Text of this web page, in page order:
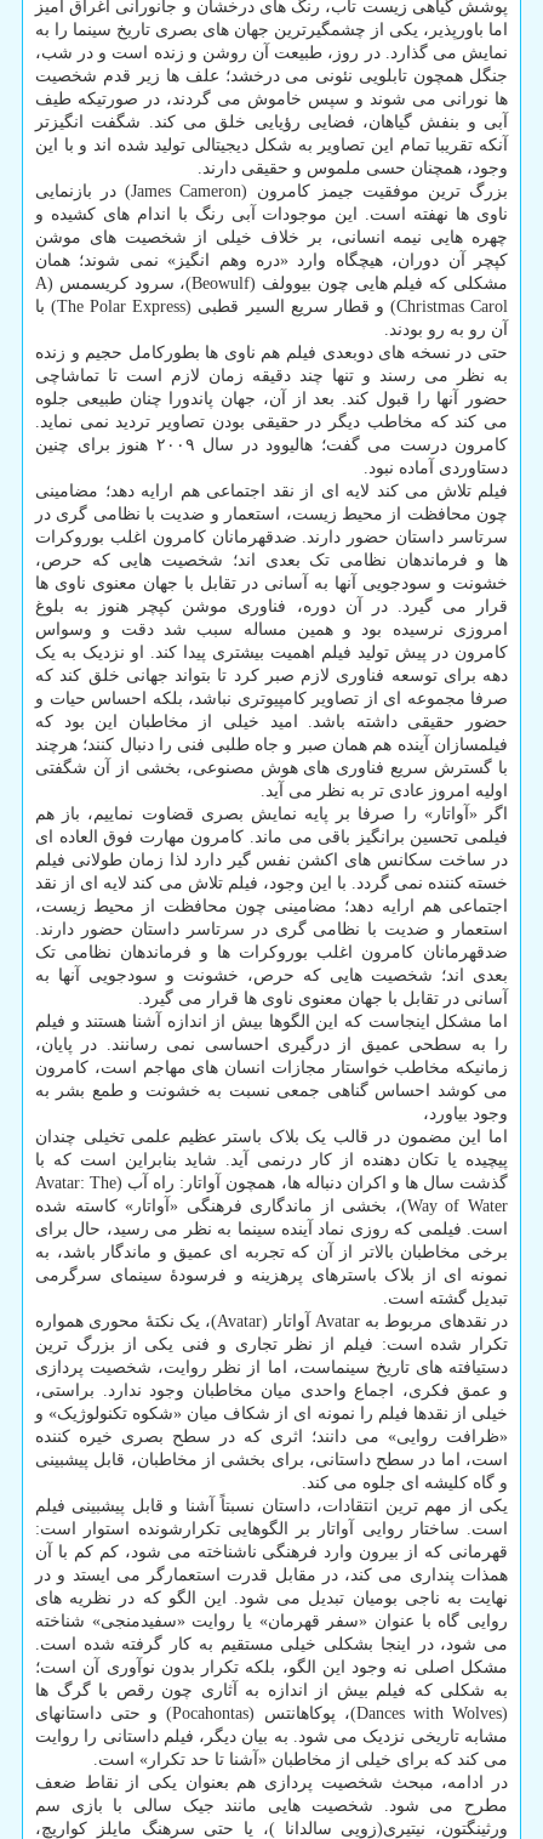
پوشش گیاهی زیست تاب، رنگ های درخشان و جانورانی اغراق آمیز
اما باورپذیر، یکی از چشمگیرترین جهان های بصری تاریخ سینما را به
نمایش می گذارد. در روز، طبیعت آن روشن و زنده است و در شب،
جنگل همچون تابلویی نئونی می درخشد؛ علف ها زیر قدم شخصیت
ها نورانی می شوند و سپس خاموش می گردند، در صورتیکه طیف
آبی و بنفش گیاهان، فضایی رؤیایی خلق می کند. شگفت انگیزتر
آنکه تقریبا تمام این تصاویر به شکل دیجیتالی تولید شده اند و با این
وجود، همچنان حسی ملموس و حقیقی دارند.
بزرگ ترین موفقیت جیمز کامرون (James Cameron) در بازنمایی
ناوی ها نهفته است. این موجودات آبی رنگ با اندام های کشیده و
چهره هایی نیمه انسانی، بر خلاف خیلی از شخصیت های موشن
کپچر آن دوران، هیچگاه وارد «دره وهم انگیز» نمی شوند؛ همان
مشکلی که فیلم هایی چون بیوولف (Beowulf)، سرود کریسمس (A
Christmas Carol) و قطار سریع السیر قطبی (The Polar Express) با
آن رو به رو بودند.
حتی در نسخه های دوبعدی فیلم هم ناوی ها بطورکامل حجیم و زنده
به نظر می رسند و تنها چند دقیقه زمان لازم است تا تماشاچی
حضور آنها را قبول کند. بعد از آن، جهان پاندورا چنان طبیعی جلوه
می کند که مخاطب دیگر در حقیقی بودن تصاویر تردید نمی نماید.
کامرون درست می گفت؛ هالیوود در سال ۲۰۰۹ هنوز برای چنین
دستاوردی آماده نبود.
فیلم تلاش می کند لایه ای از نقد اجتماعی هم ارایه دهد؛ مضامینی
چون محافظت از محیط زیست، استعمار و ضدیت با نظامی گری در
سرتاسر داستان حضور دارند. ضدقهرمانان کامرون اغلب بوروکرات
ها و فرماندهان نظامی تک بعدی اند؛ شخصیت هایی که حرص،
خشونت و سودجویی آنها به آسانی در تقابل با جهان معنوی ناوی ها
قرار می گیرد. در آن دوره، فناوری موشن کپچر هنوز به بلوغ
امروزی نرسیده بود و همین مساله سبب شد دقت و وسواس
کامرون در پیش تولید فیلم اهمیت بیشتری پیدا کند. او نزدیک به یک
دهه برای توسعه فناوری لازم صبر کرد تا بتواند جهانی خلق کند که
صرفا مجموعه ای از تصاویر کامپیوتری نباشد، بلکه احساس حیات و
حضور حقیقی داشته باشد. امید خیلی از مخاطبان این بود که
فیلمسازان آینده هم همان صبر و جاه طلبی فنی را دنبال کنند؛ هرچند
با گسترش سریع فناوری های هوش مصنوعی، بخشی از آن شگفتی
اولیه امروز عادی تر به نظر می آید.
اگر «آواتار» را صرفا بر پایه نمایش بصری قضاوت نماییم، باز هم
فیلمی تحسین برانگیز باقی می ماند. کامرون مهارت فوق العاده ای
در ساخت سکانس های اکشن نفس گیر دارد لذا زمان طولانی فیلم
خسته کننده نمی گردد. با این وجود، فیلم تلاش می کند لایه ای از نقد
اجتماعی هم ارایه دهد؛ مضامینی چون محافظت از محیط زیست،
استعمار و ضدیت با نظامی گری در سرتاسر داستان حضور دارند.
ضدقهرمانان کامرون اغلب بوروکرات ها و فرماندهان نظامی تک
بعدی اند؛ شخصیت هایی که حرص، خشونت و سودجویی آنها به
آسانی در تقابل با جهان معنوی ناوی ها قرار می گیرد.
اما مشکل اینجاست که این الگوها بیش از اندازه آشنا هستند و فیلم
را به سطحی عمیق از درگیری احساسی نمی رسانند. در پایان،
زمانیکه مخاطب خواستار مجازات انسان های مهاجم است، کامرون
می کوشد احساس گناهی جمعی نسبت به خشونت و طمع بشر به
وجود بیاورد،
اما این مضمون در قالب یک بلاک باستر عظیم علمی تخیلی چندان
پیچیده یا تکان دهنده از کار درنمی آید. شاید بنابراین است که با
گذشت سال ها و اکران دنباله ها، همچون آواتار: راه آب (Avatar: The
Way of Water)، بخشی از ماندگاری فرهنگی «آواتار» کاسته شده
است. فیلمی که روزی نماد آینده سینما به نظر می رسید، حال برای
برخی مخاطبان بالاتر از آن که تجربه ای عمیق و ماندگار باشد، به
نمونه ای از بلاک باسترهای پرهزینه و فرسودهٔ سینمای سرگرمی
تبدیل گشته است.
در نقدهای مربوط به Avatar آواتار (Avatar)، یک نکتهٔ محوری همواره
تکرار شده است: فیلم از نظر تجاری و فنی یکی از بزرگ ترین
دستیافته های تاریخ سینماست، اما از نظر روایت، شخصیت پردازی
و عمق فکری، اجماع واحدی میان مخاطبان وجود ندارد. براستی،
خیلی از نقدها فیلم را نمونه ای از شکاف میان «شکوه تکنولوژیک» و
«ظرافت روایی» می دانند؛ اثری که در سطح بصری خیره کننده
است، اما در سطح داستانی، برای بخشی از مخاطبان، قابل پیشبینی
و گاه کلیشه ای جلوه می کند.
یکی از مهم ترین انتقادات، داستان نسبتاً آشنا و قابل پیشبینی فیلم
است. ساختار روایی آواتار بر الگوهایی تکرارشونده استوار است:
قهرمانی که از بیرون وارد فرهنگی ناشناخته می شود، کم کم با آن
همذات پنداری می کند، در مقابل قدرت استعمارگر می ایستد و در
نهایت به ناجی بومیان تبدیل می شود. این الگو که در نظریه های
روایی گاه با عنوان «سفر قهرمان» یا روایت «سفیدمنجی» شناخته
می شود، در اینجا بشکلی خیلی مستقیم به کار گرفته شده است.
مشکل اصلی نه وجود این الگو، بلکه تکرار بدون نوآوری آن است؛
به شکلی که فیلم بیش از اندازه به آثاری چون رقص با گرگ ها
(Dances with Wolves)، پوکاهانتس (Pocahontas) و حتی داستانهای
مشابه تاریخی نزدیک می شود. به بیان دیگر، فیلم داستانی را روایت
می کند که برای خیلی از مخاطبان «آشنا تا حد تکرار» است.
در ادامه، مبحث شخصیت پردازی هم بعنوان یکی از نقاط ضعف
مطرح می شود. شخصیت هایی مانند جیک سالی با بازی سم
ورثینگتون، نیتیری(زویی سالدانا )، یا حتی سرهنگ مایلز کواریچ،